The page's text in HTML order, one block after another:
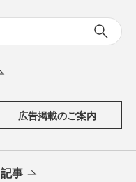
広告掲載のご案内
記事